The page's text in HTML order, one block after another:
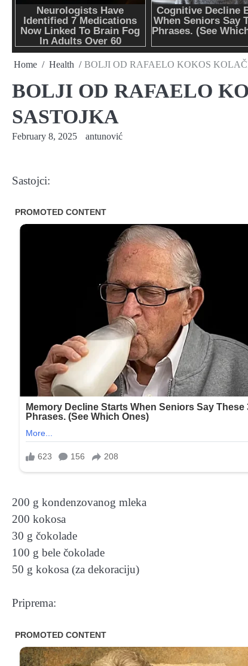
Home Health BOLJI OD RAFAELO KOKOS
BOLJI OD RAFAELO
SASTOJKA
February 8, 2025 antunović
Sastojci:
200 g kondenzovanog mleka
200 kokosa
30 g čokolade
100 g bele čokolade
50 g kokosa (za dekoraciju)
Priprema: